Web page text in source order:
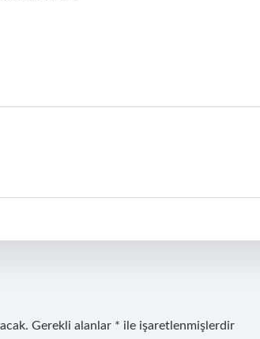
Gerekli alanlar * ile işaretlenmişlerdir